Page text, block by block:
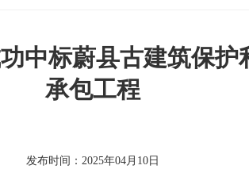
中标蔚县古建筑保护
承包工程
发布时间：2025年04月10日